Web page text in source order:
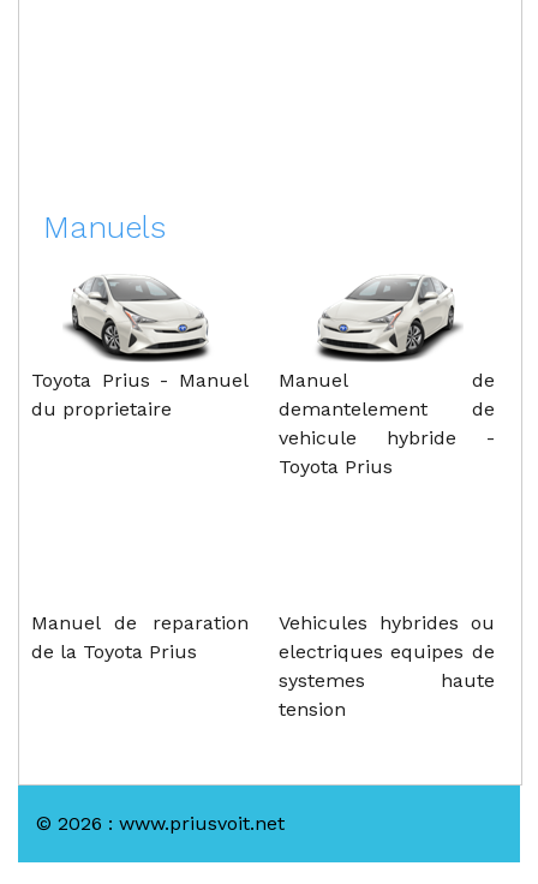
Manuels
Toyota Prius - Manuel
du proprietaire
Manuel de
demantelement de
vehicule hybride -
Toyota Prius
Manuel de reparation
de la Toyota Prius
Vehicules hybrides ou
electriques equipes de
systemes haute
tension
© 2026 : www.priusvoit.net